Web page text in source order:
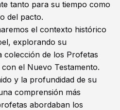
tanto para su tiempo como
del pacto.
el contexto histórico
explorando su
colección de los Profetas
el Nuevo Testamento.
y la profundidad de su
comprensión más
abordaban los